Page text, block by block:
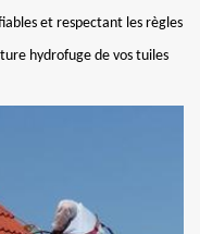
et respectant les règles
hydrofuge de vos tuiles